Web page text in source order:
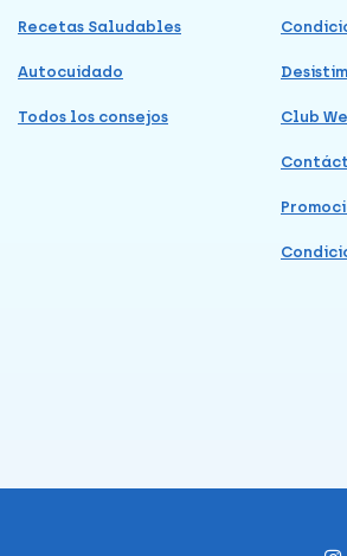
Recetas Saludables
Autocuidado
Todos los consejos Club